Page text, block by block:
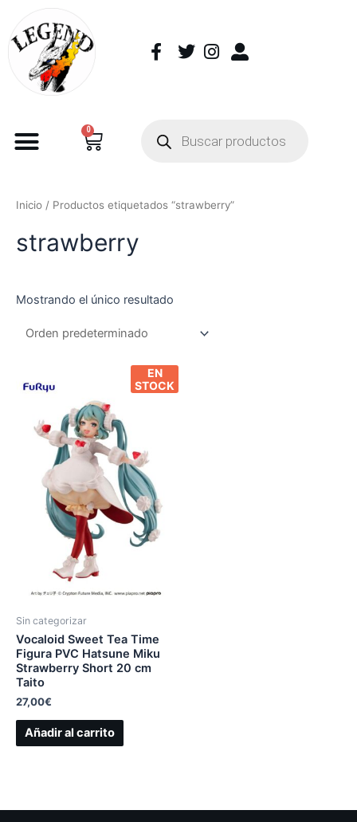
0
Inicio / Productos etiquetados “strawberry”
strawberry
Mostrando el único resultado
EN
STOCK
Sin categorizar
Vocaloid Sweet Tea Time
Figura PVC Hatsune Miku
Strawberry Short 20 cm
Taito
27,00€
Añadir al carrito